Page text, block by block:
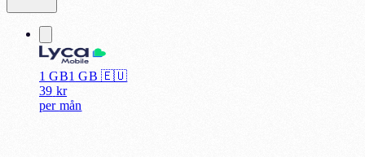
1 GB1 GB 🇪🇺
39 kr
per mån